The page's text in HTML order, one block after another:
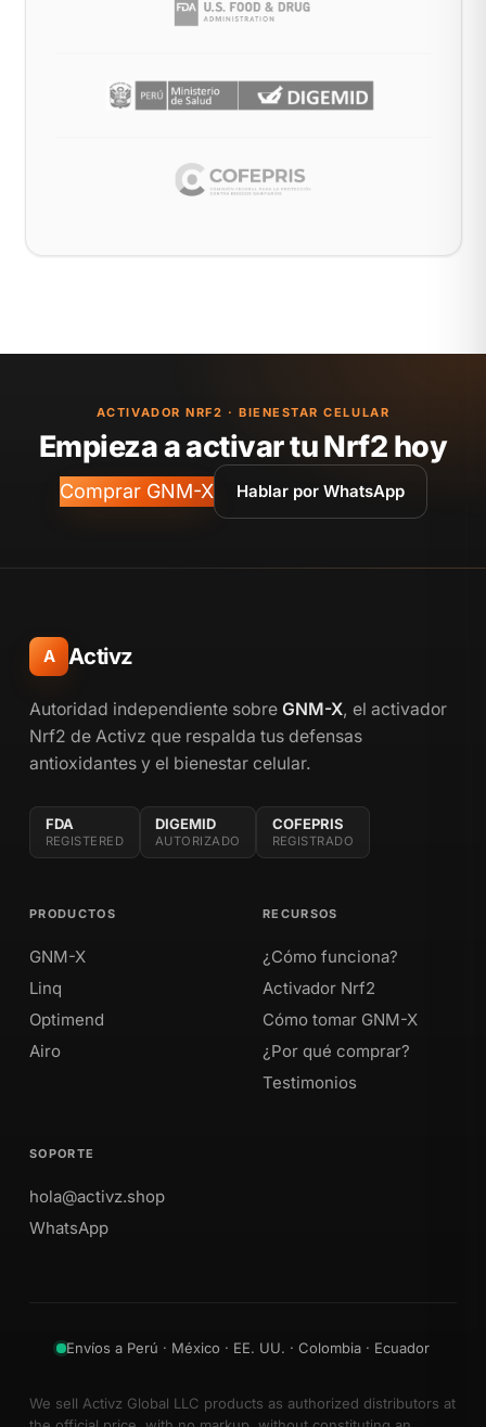
ACTIVADOR NRF2 · BIENESTAR CELULAR
Empieza a activar tu Nrf2 hoy
Comprar GNM-X Hablar por WhatsApp
A Activz
Autoridad independiente sobre GNM-X, el activador
Nrf2 de Activz que respalda tus defensas
antioxidantes y el bienestar celular.
FDA
REGISTERED
DIGEMID
AUTORIZADO
COFEPRIS
REGISTRADO
PRODUCTOS
GNM-X
Linq
Optimend
Airo
RECURSOS
¿Cómo funciona?
Activador Nrf2
Cómo tomar GNM-X
¿Por qué comprar?
Testimonios
SOPORTE
hola@activz.shop
WhatsApp
Envíos a Perú · México · EE. UU. · Colombia · Ecuador
We sell Activz Global LLC products as authorized distributors at